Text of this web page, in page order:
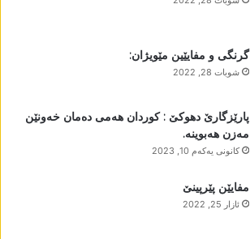
گرنگی و مفایێین مێویژان:
شوبات 28, 2022
پارێزگارێ دھوکێ : کوردان ھەمی دەمان خەونێن
مەزن ھەبوینە.
كانونی یه‌كه‌م 10, 2023
مفایێن پێرپینێ
ئازار 25, 2022